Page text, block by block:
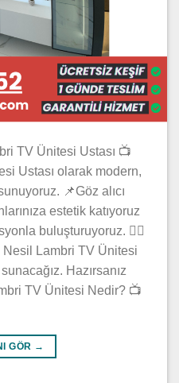
TV Ünitesi Ustası 📺
Ustası olarak modern,
📌Göz alıcı
estetik katıyoruz
buluşturuyoruz. 👷‍♂️
Lambri TV Ünitesi
Hazırsanız
TV Ünitesi Nedir? 📺
GÖR →